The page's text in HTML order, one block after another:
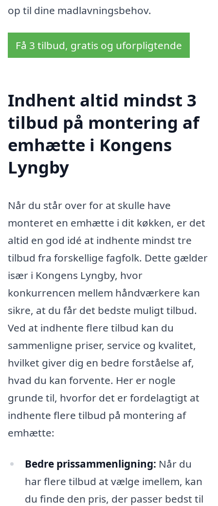
op til dine madlavningsbehov.
Få 3 tilbud, gratis og uforpligtende
Indhent altid mindst 3
tilbud på montering af
emhætte i Kongens
Lyngby
Når du står over for at skulle have
monteret en emhætte i dit køkken, er det
altid en god idé at indhente mindst tre
tilbud fra forskellige fagfolk. Dette gælder
især i Kongens Lyngby, hvor
konkurrencen mellem håndværkere kan
sikre, at du får det bedste muligt tilbud.
Ved at indhente flere tilbud kan du
sammenligne priser, service og kvalitet,
hvilket giver dig en bedre forståelse af,
hvad du kan forvente. Her er nogle
grunde til, hvorfor det er fordelagtigt at
indhente flere tilbud på montering af
emhætte:
Bedre prissammenligning: Når du
har flere tilbud at vælge imellem, kan
du finde den pris, der passer bedst til